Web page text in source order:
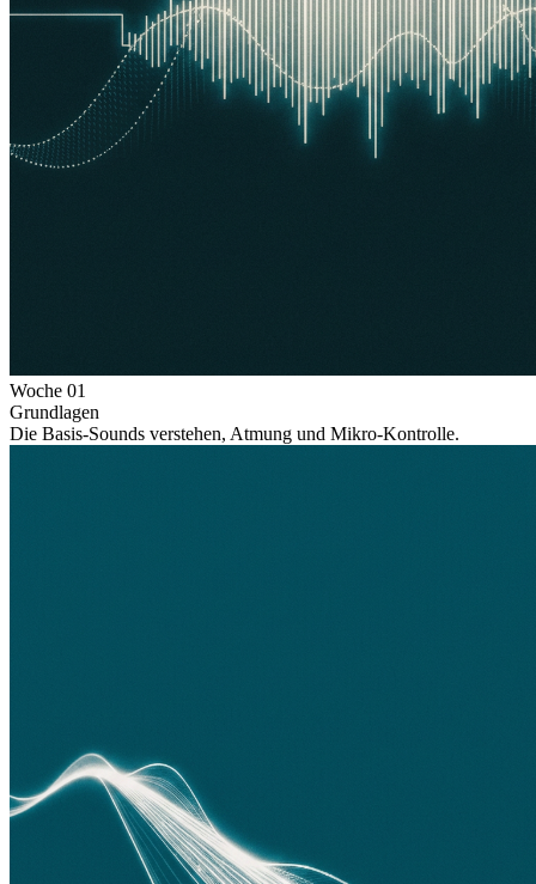
Woche 01
Grundlagen
Die Basis-Sounds verstehen, Atmung und Mikro-Kontrolle.